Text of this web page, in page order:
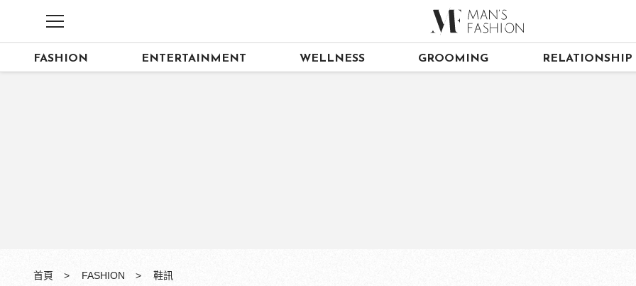
FASHION ENTERTAINMENT WELLNESS GROOMING RELATIONSHIP
首頁 FASHION 鞋訊